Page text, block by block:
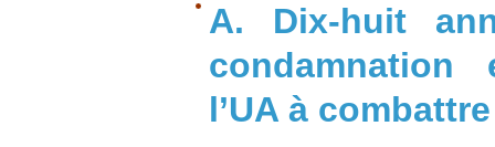
A. Dix-huit
condamnation
l’UA à